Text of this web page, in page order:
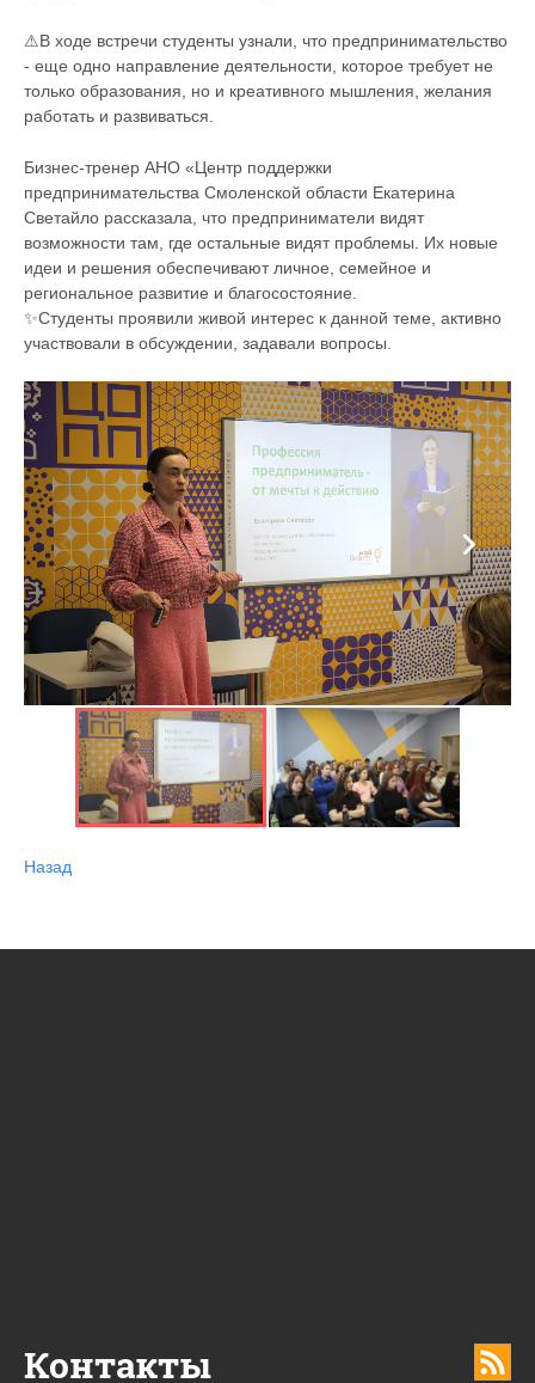
⚠В ходе встречи студенты узнали, что предпринимательство
- еще одно направление деятельности, которое требует не
только образования, но и креативного мышления, желания
работать и развиваться.
Бизнес-тренер АНО «Центр поддержки
предпринимательства Смоленской области Екатерина
Светайло рассказала, что предприниматели видят
возможности там, где остальные видят проблемы. Их новые
идеи и решения обеспечивают личное, семейное и
региональное развитие и благосостояние.
✨Студенты проявили живой интерес к данной теме, активно
участвовали в обсуждении, задавали вопросы.
Назад
Контакты